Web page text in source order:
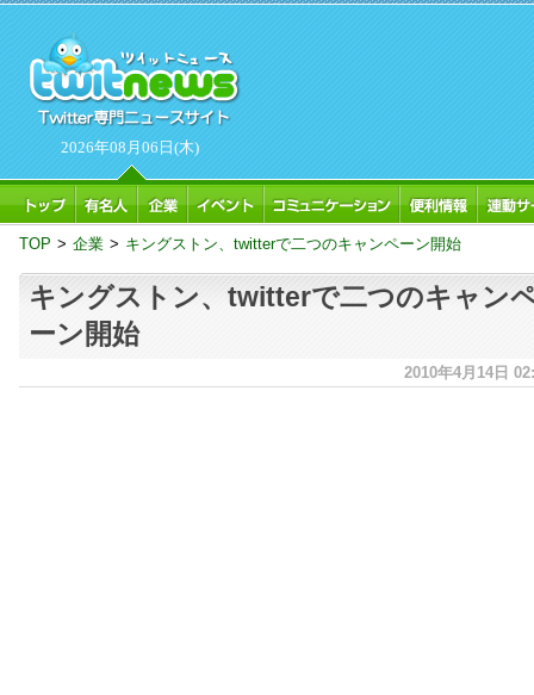
2026年08月06日(木)
TOP > 企業 > キングストン、twitterで二つのキャンペーン開始
キングストン、twitterで二つのキャン
ーン開始
2010年4月14日